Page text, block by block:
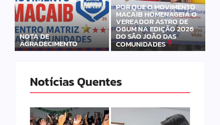
NOTA DE
AGRADECIMENTO
POR QUE O MOVIMENTO
MACAIB HOMENAGEIA O
VEREADOR ASTRO DE
OGUM NA EDIÇÃO 2026
DO SÃO JOÃO DAS
COMUNIDADES
Notícias Quentes